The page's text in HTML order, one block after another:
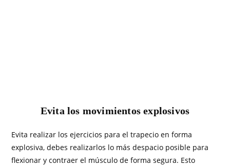
Evita los movimientos explosivos
Evita realizar los ejercicios para el trapecio en forma
explosiva, debes realizarlos lo más despacio posible para
flexionar y contraer el músculo de forma segura. Esto